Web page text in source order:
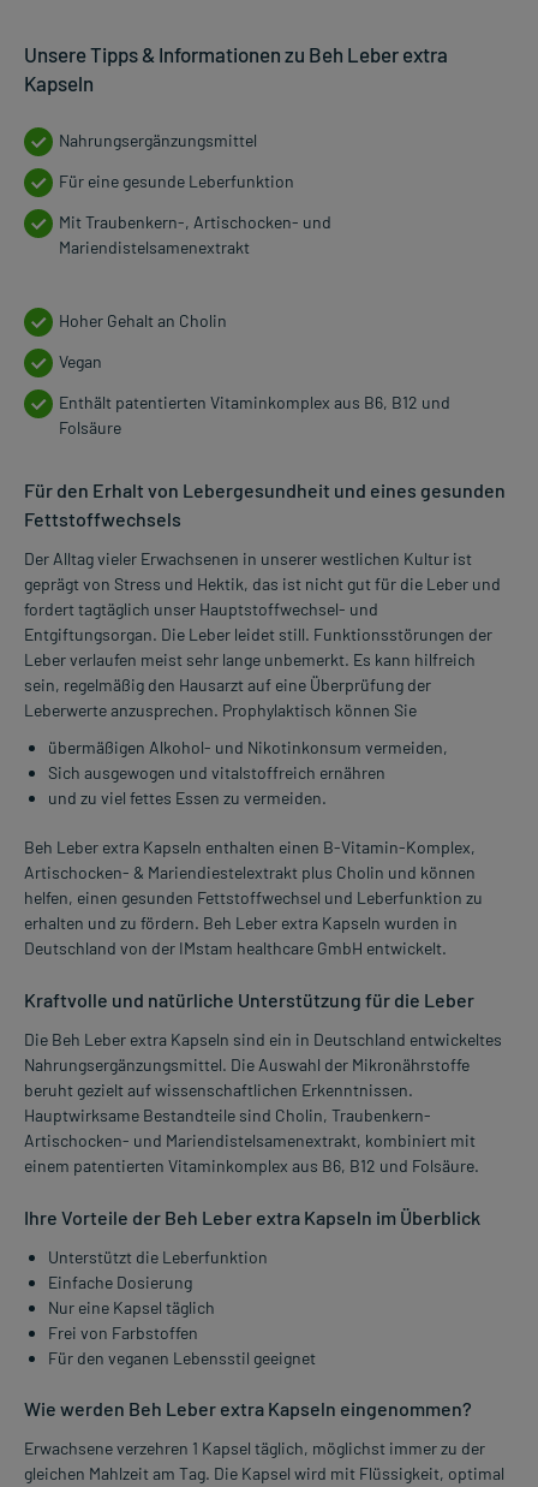
Unsere Tipps & Informationen zu Beh Leber extra
Kapseln
Nahrungsergänzungsmittel
Für eine gesunde Leberfunktion
Mit Traubenkern-, Artischocken- und
Mariendistelsamenextrakt
Hoher Gehalt an Cholin
Vegan
Enthält patentierten Vitaminkomplex aus B6, B12 und
Folsäure
Für den Erhalt von Lebergesundheit und eines gesunden
Fettstoffwechsels
Der Alltag vieler Erwachsenen in unserer westlichen Kultur ist
geprägt von Stress und Hektik, das ist nicht gut für die Leber und
fordert tagtäglich unser Hauptstoffwechsel- und
Entgiftungsorgan. Die Leber leidet still. Funktionsstörungen der
Leber verlaufen meist sehr lange unbemerkt. Es kann hilfreich
sein, regelmäßig den Hausarzt auf eine Überprüfung der
Leberwerte anzusprechen. Prophylaktisch können Sie
übermäßigen Alkohol- und Nikotinkonsum vermeiden,
Sich ausgewogen und vitalstoffreich ernähren
und zu viel fettes Essen zu vermeiden.
Beh Leber extra Kapseln enthalten einen B-Vitamin-Komplex,
Artischocken- & Mariendiestelextrakt plus Cholin und können
helfen, einen gesunden Fettstoffwechsel und Leberfunktion zu
erhalten und zu fördern. Beh Leber extra Kapseln wurden in
Deutschland von der IMstam healthcare GmbH entwickelt.
Kraftvolle und natürliche Unterstützung für die Leber
Die Beh Leber extra Kapseln sind ein in Deutschland entwickeltes
Nahrungsergänzungsmittel. Die Auswahl der Mikronährstoffe
beruht gezielt auf wissenschaftlichen Erkenntnissen.
Hauptwirksame Bestandteile sind Cholin, Traubenkern-
Artischocken- und Mariendistelsamenextrakt, kombiniert mit
einem patentierten Vitaminkomplex aus B6, B12 und Folsäure.
Ihre Vorteile der Beh Leber extra Kapseln im Überblick
Unterstützt die Leberfunktion
Einfache Dosierung
Nur eine Kapsel täglich
Frei von Farbstoffen
Für den veganen Lebensstil geeignet
Wie werden Beh Leber extra Kapseln eingenommen?
Erwachsene verzehren 1 Kapsel täglich, möglichst immer zu der
gleichen Mahlzeit am Tag. Die Kapsel wird mit Flüssigkeit, optimal